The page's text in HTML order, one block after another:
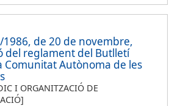
1986, de 20 de novembre,
del reglament del Butlletí
Comunitat Autònoma de les
I ORGANITZACIÓ DE